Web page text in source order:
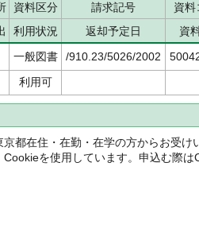
資料区分 請求記号 資料
利用状況 返却予定日 資
一般図書 /910.23/5026/2002
利用可
京都在住・在勤・在学の方からお受け
を使用しています。申込む際は